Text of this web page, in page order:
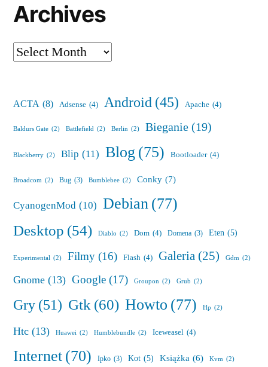
Archives
Archives
ACTA (8) Adsense (4) Android (45) Apache (4)
Baldurs Gate (2) Battlefield (2) Berlin (2) Bieganie (19)
Blackberry (2) Blip (11) Blog(75) Bootloader (4)
Broadcom (2) Bug (3) Bumblebee (2) Conky (7)
CyanogenMod (10) Debian(77)
Desktop (54) Diablo (2) Dom (4) Domena (3) Eten (5)
Experimental (2) Filmy (16) Flash (4) Galeria (25) Gdm (2)
Gnome (13) Google (17) Groupon (2) Grub (2)
Gry(51) Gtk(60) Howto (77) Hp (2)
Htc (13) Huawei (2) Humblebundle (2) Iceweasel (4)
Internet(70) Ipko (3) Kot (5) Książka (6) Kvm (2)